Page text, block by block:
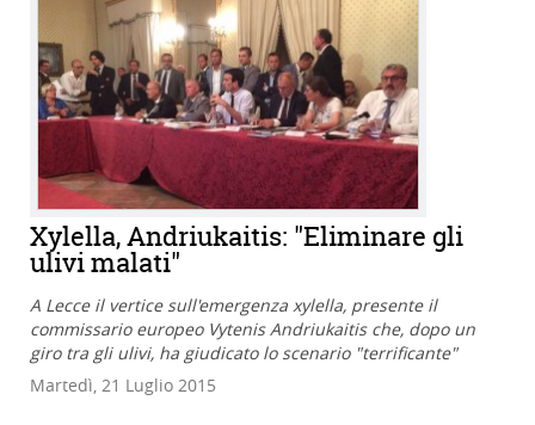
Xylella, Andriukaitis: "Eliminare gli
ulivi malati"
A Lecce il vertice sull'emergenza xylella, presente il
commissario europeo Vytenis Andriukaitis che, dopo un
giro tra gli ulivi, ha giudicato lo scenario "terrificante"
Martedì, 21 Luglio 2015